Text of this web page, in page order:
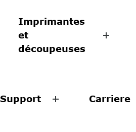
Imprimantes
et
découpeuses
Support Carriere